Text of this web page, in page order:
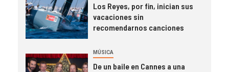
Los Reyes, por fin, inician sus
vacaciones sin
recomendarnos canciones
MÚSICA
De un baile en Cannes a una